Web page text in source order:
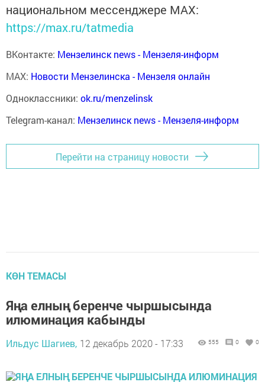
национальном мессенджере MАХ:
https://max.ru/tatmedia
ВКонтакте: Мензелинск news - Мензеля-информ
MAX: Новости Мензелинска - Мензеля онлайн
Одноклассники: ok.ru/menzelinsk
Telegram-канал: Мензелинск news - Мензеля-информ
Перейти на страницу новости
КӨН ТЕМАСЫ
Яңа елның беренче чыршысында
илюминация кабынды
Ильдус Шагиев, 12 декабрь 2020 - 17:33 555 0 0